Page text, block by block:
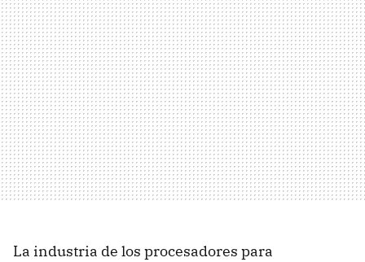
La industria de los procesadores para